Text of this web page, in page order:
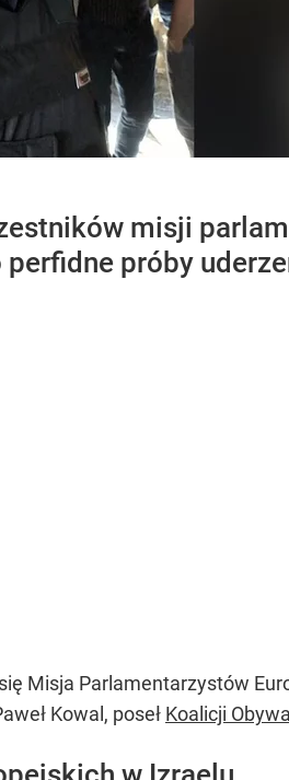
misji
próby
Misja Parlamentarzystów
Kowal, poseł Koalicji